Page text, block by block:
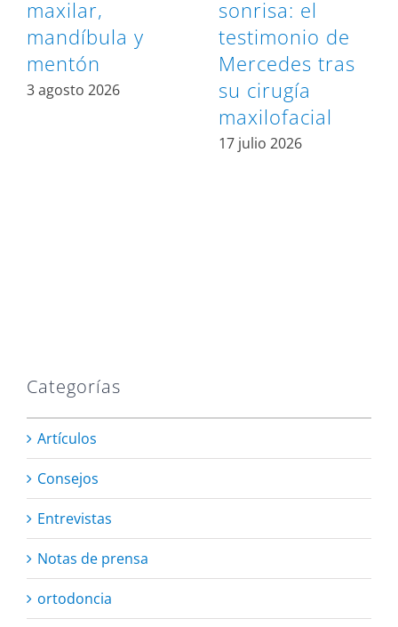
maxilar,
mandíbula y
mentón
3 agosto 2026
sonrisa: el
testimonio de
Mercedes tras
su cirugía
maxilofacial
17 julio 2026
Categorías
Artículos
Consejos
Entrevistas
Notas de prensa
ortodoncia